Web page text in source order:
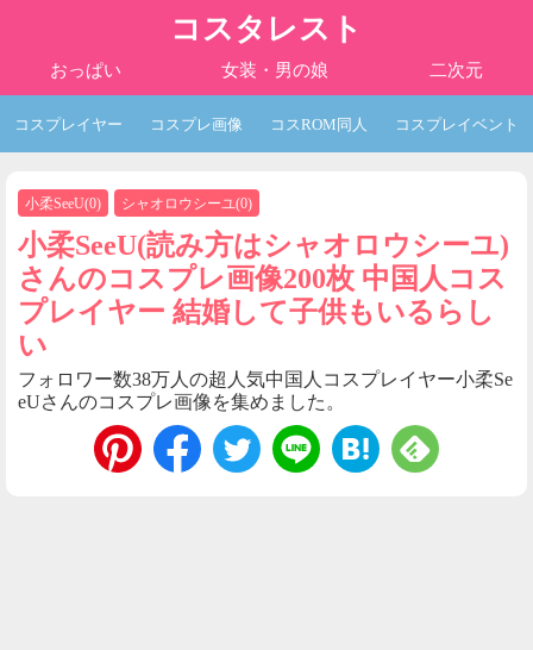
コスタレスト
おっぱい 女装・男の娘 二次元
コスプレイヤー コスプレ画像 コスROM同人 コスプレイベント
小柔SeeU(0) シャオロウシーユ(0)
小柔SeeU(読み方はシャオロウシーユ)
さんのコスプレ画像200枚 中国人コス
プレイヤー 結婚して子供もいるらし
い
フォロワー数38万人の超人気中国人コスプレイヤー小柔Se
eUさんのコスプレ画像を集めました。